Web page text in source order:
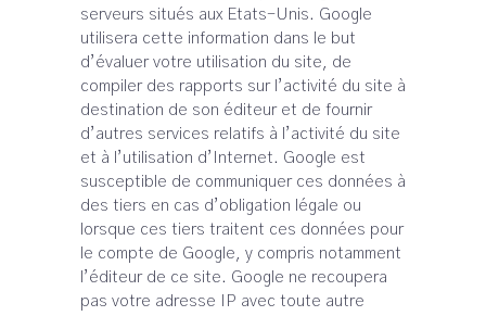
serveurs situés aux Etats-Unis. Google
utilisera cette information dans le but
d’évaluer votre utilisation du site, de
compiler des rapports sur l’activité du site à
destination de son éditeur et de fournir
d’autres services relatifs à l’activité du site
et à l’utilisation d’Internet. Google est
susceptible de communiquer ces données à
des tiers en cas d’obligation légale ou
lorsque ces tiers traitent ces données pour
le compte de Google, y compris notamment
l’éditeur de ce site. Google ne recoupera
pas votre adresse IP avec toute autre